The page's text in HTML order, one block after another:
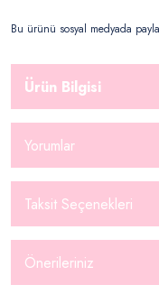
Bu ürünü sosyal medyada
Ürün Bilgisi
Yorumlar
Taksit Seçenekleri
Önerileriniz